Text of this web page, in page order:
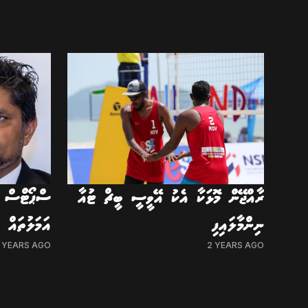
ރާއްޖޭން މޮޅަކާ އެކު އޭވީސީ ބީޗް ޓުއާ
ނިންމާލައިފި
2 YEARS AGO
ސްޕޯޓްސް
އަމަލުތައް
AGO